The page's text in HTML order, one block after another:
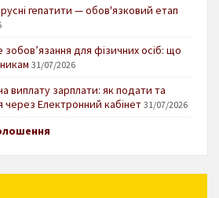
гепатити — обов'язковий етап
зобов’язання для фізичних осіб: що
31/07/2026
виплату зарплати: як подати та
Електронний кабінет 31/07/2026